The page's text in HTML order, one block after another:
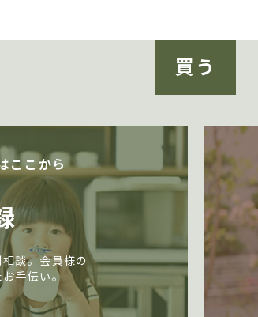
買う
ここから
談。会員様の
手伝い。